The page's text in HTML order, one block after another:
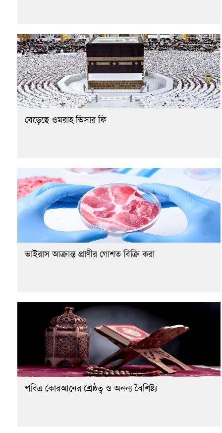
বেড়েছে ওমরাহ ভিসার ফি
ভাইরাস আক্রান্ত প্রাণীর গোশত বিক্রি করা
পবিত্র কোরআনের শ্রেষ্ঠত্ব ও অনন্য বৈশিষ্ট্য